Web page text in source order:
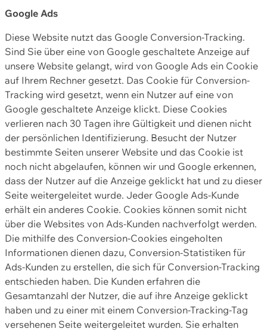
Google Ads
Diese Website nutzt das Google Conversion-Tracking.
Sind Sie über eine von Google geschaltete Anzeige auf
unsere Website gelangt, wird von Google Ads ein Cookie
auf Ihrem Rechner gesetzt. Das Cookie für Conversion-
Tracking wird gesetzt, wenn ein Nutzer auf eine von
Google geschaltete Anzeige klickt. Diese Cookies
verlieren nach 30 Tagen ihre Gültigkeit und dienen nicht
der persönlichen Identifizierung. Besucht der Nutzer
bestimmte Seiten unserer Website und das Cookie ist
noch nicht abgelaufen, können wir und Google erkennen,
dass der Nutzer auf die Anzeige geklickt hat und zu dieser
Seite weitergeleitet wurde. Jeder Google Ads-Kunde
erhält ein anderes Cookie. Cookies können somit nicht
über die Websites von Ads-Kunden nachverfolgt werden.
Die mithilfe des Conversion-Cookies eingeholten
Informationen dienen dazu, Conversion-Statistiken für
Ads-Kunden zu erstellen, die sich für Conversion-Tracking
entschieden haben. Die Kunden erfahren die
Gesamtanzahl der Nutzer, die auf ihre Anzeige geklickt
haben und zu einer mit einem Conversion-Tracking-Tag
versehenen Seite weitergeleitet wurden. Sie erhalten